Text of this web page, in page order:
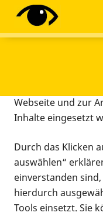
Diese Webseite
Tracking-Tools ein.
Webseite und zur
Inhalte eingesetzt
Durch das Klicken
auswählen“
einverstanden sind,
hierdurch
Tools einsetzt. Sie